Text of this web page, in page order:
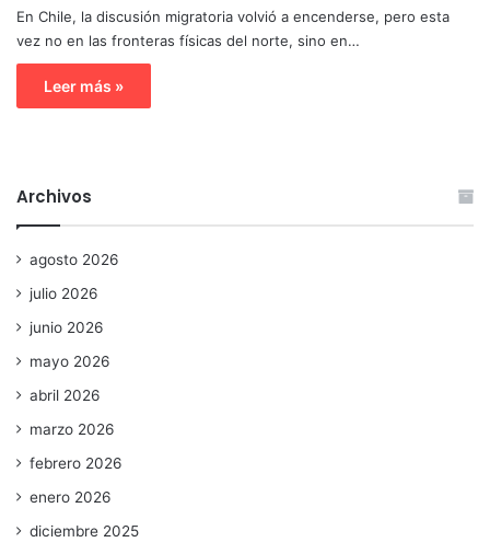
En Chile, la discusión migratoria volvió a encenderse, pero esta
vez no en las fronteras físicas del norte, sino en…
Leer más »
Archivos
agosto 2026
julio 2026
junio 2026
mayo 2026
abril 2026
marzo 2026
febrero 2026
enero 2026
diciembre 2025